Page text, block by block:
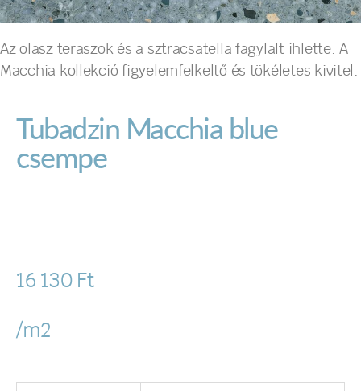
Az olasz teraszok és a sztracsatella fagylalt ihlette. A
Macchia kollekció figyelemfelkeltő és tökéletes kivitel.
Tubadzin Macchia blue
csempe
16 130 Ft
/m2